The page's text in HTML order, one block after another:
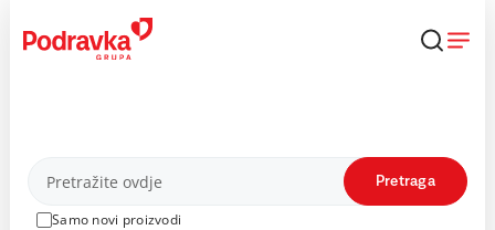
content
Proizvodi
Samo novi proizvodi
Pretraga